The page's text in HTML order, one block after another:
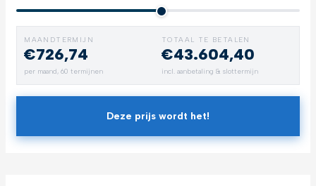
MAANDTERMIJN
€726,74
per maand,60 termijnen
TOTAAL TE BETALEN
€43.604,40
incl. aanbetaling & slottermijn
Deze prijs wordt het!